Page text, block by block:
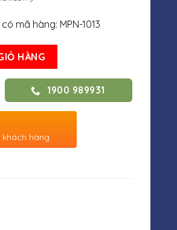
mã hàng: MPN-1013
HÀNG
1900 989931
khách hàng